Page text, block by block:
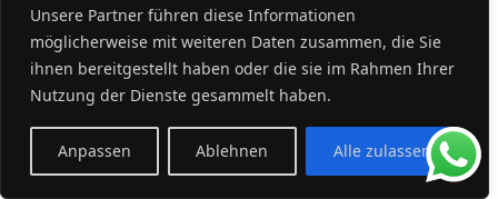
Unsere Partner führen diese Informationen
möglicherweise mit weiteren Daten zusammen, die Sie
ihnen bereitgestellt haben oder die sie im Rahmen Ihrer
Nutzung der Dienste gesammelt haben.
Anpassen Ablehnen Alle zulassen